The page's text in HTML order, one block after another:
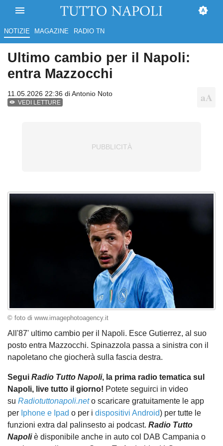
NOTIZIE MAGAZINE RADIO TN
Ultimo cambio per il Napoli:
entra Mazzocchi
11.05.2026 22:36 diAntonio Noto
VEDI LETTURE
© foto di www.imagephotoagency.it
All'87' ultimo cambio per il Napoli. Esce Gutierrez, al suo
posto entra Mazzocchi. Spinazzola passa a sinistra con il
napoletano che giocherà sulla fascia destra.
Segui Radio Tutto Napoli, la prima radio tematica sul
Napoli, live tutto il giorno! Potete seguirci in video
su Radiotuttonapoli.neto scaricare gratuitamente le app
per Iphone e Ipad o per i dispositivi Android) per tutte le
funzioni extra dal palinsesto ai podcast. Radio Tutto
Napoliè disponibile anche in auto col DAB Campania o